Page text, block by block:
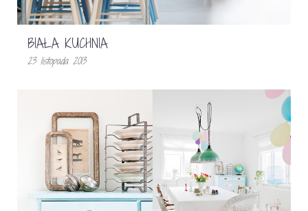
BIAŁA KUCHNIA
23 listopada 2013